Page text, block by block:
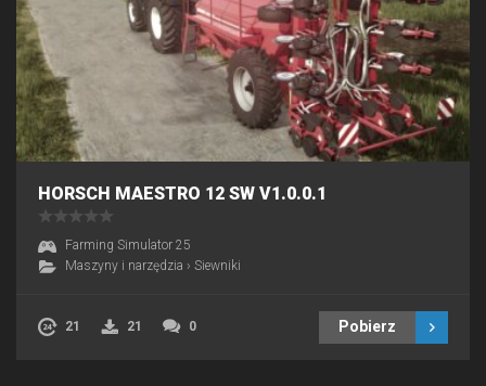
HORSCH MAESTRO 12 SW V1.0.0.1
Farming Simulator 25
Maszyny i narzędzia › Siewniki
21 21 0 Pobierz